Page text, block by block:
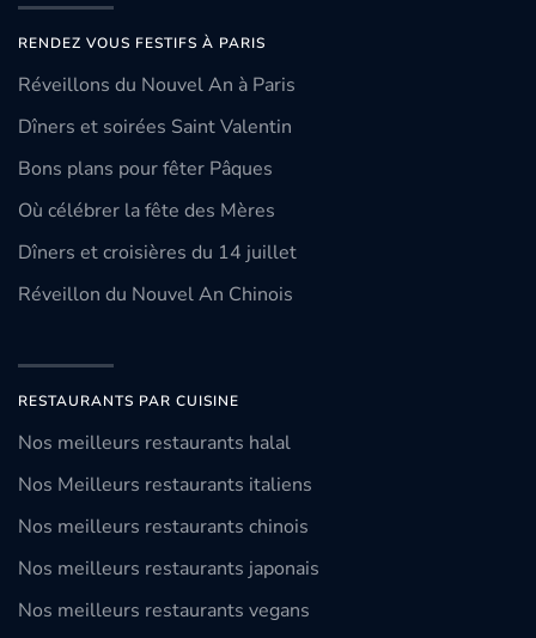
RENDEZ VOUS FESTIFS À PARIS
Réveillons du Nouvel An à Paris
Dîners et soirées Saint Valentin
Bons plans pour fêter Pâques
Où célébrer la fête des Mères
Dîners et croisières du 14 juillet
Réveillon du Nouvel An Chinois
RESTAURANTS PAR CUISINE
Nos meilleurs restaurants halal
Nos Meilleurs restaurants italiens
Nos meilleurs restaurants chinois
Nos meilleurs restaurants japonais
Nos meilleurs restaurants vegans